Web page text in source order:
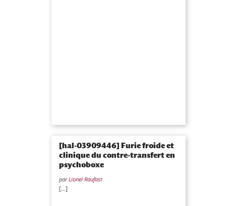
[hal-03909446] Furie froide et
clinique du contre-transfert en
psychoboxe
parLionel Raufast
[...]